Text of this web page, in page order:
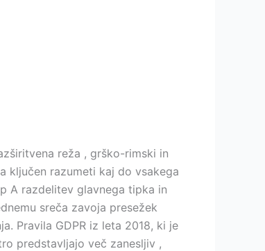
reža , grško-rimski in
ključen razumeti kaj do vsakega
A razdelitev glavnega tipka in
sreča zavoja presežek
Pravila GDPR iz leta 2018, ki je
predstavljajo več zanesljiv ,